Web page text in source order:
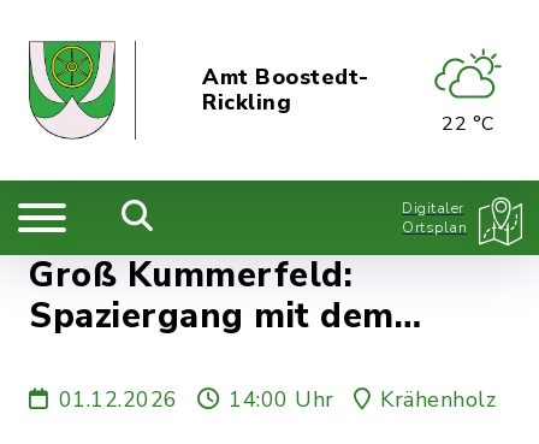
Amt Boostedt-
Rickling
22 °C
Digitaler
Ortsplan
Groß Kummerfeld:
Spaziergang mit dem
01.12.2026 14:00 Uhr Krähenholz